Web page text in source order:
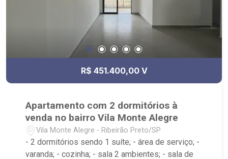
R$ 451.400,00 V
Apartamento com 2 dormitórios à
venda no bairro Vila Monte Alegre
Vila Monte Alegre - Ribeirão Preto/SP
- 2 dormitórios sendo 1 suíte; - área de serviço; -
varanda; - cozinha; - sala 2 ambientes; - sala de